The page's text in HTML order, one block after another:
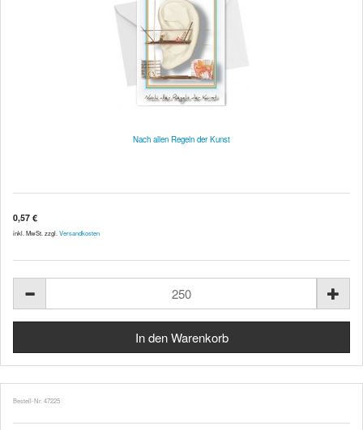
Nach allen Regeln der Kunst
0,57 €
inkl. MwSt. zzgl. Versandkosten
Bestell-Nr. 47225